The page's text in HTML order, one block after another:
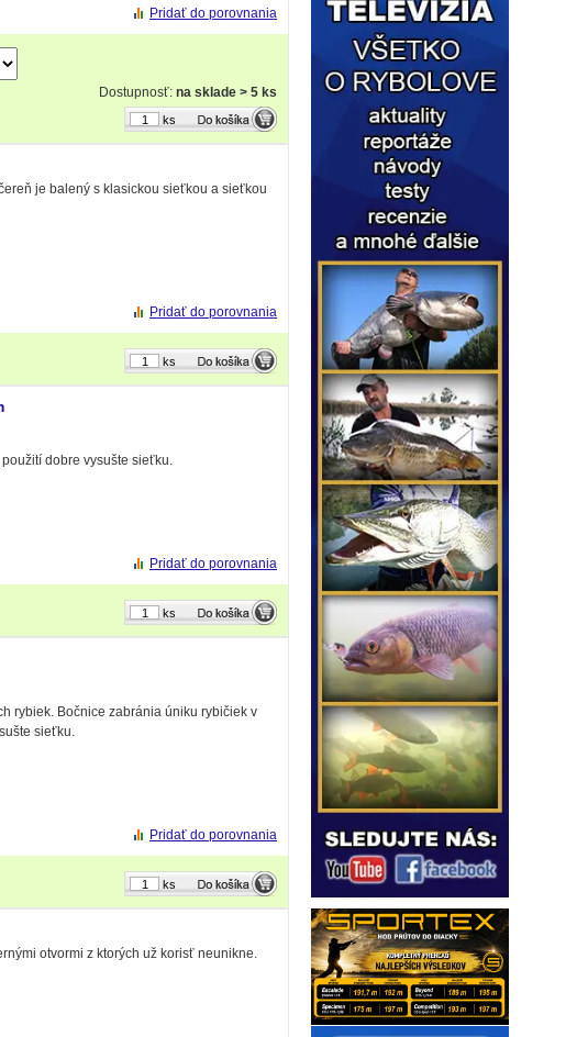
Pridať do porovnania
Dostupnosť: na sklade > 5 ks
ks
je balený s klasickou sieťkou a sieťkou
Pridať do porovnania
ks
dobre vysušte sieťku.
Pridať do porovnania
ks
rybiek. Bočnice zabránia úniku rybičiek v
sieťku.
Pridať do porovnania
ks
otvormi z ktorých už korisť neunikne.